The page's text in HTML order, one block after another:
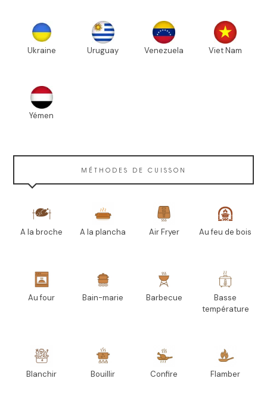
Ukraine Uruguay Venezuela Viet Nam
Yémen
MÉTHODES DE CUISSON
A la broche A la plancha Air Fryer Au feu de bois
Au four Bain-marie Barbecue
Basse
température
Blanchir Bouillir Confire Flamber